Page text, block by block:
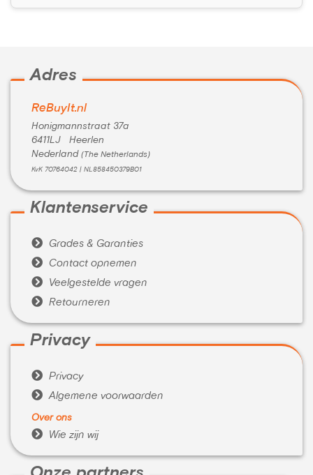
Adres
ReBuyIt.nl
Honigmannstraat 37a
6411LJ Heerlen
Nederland (The Netherlands)
KvK 70764042 | NL858450379B01
Klantenservice
 Grades & Garanties
 Contact opnemen
 Veelgestelde vragen
 Retourneren
Privacy
 Privacy
 Algemene voorwaarden
Over ons
 Wie zijn wij